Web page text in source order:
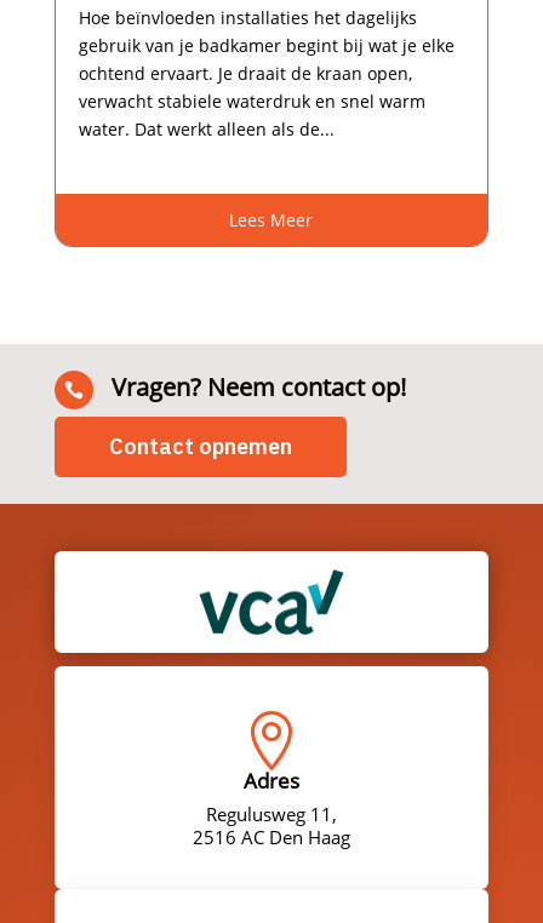
Hoe beïnvloeden installaties het dagelijks
gebruik van je badkamer begint bij wat je elke
ochtend ervaart.​ Je draait de kraan open,
verwacht stabiele waterdruk en snel warm
water.​ Dat werkt alleen als de...
Lees Meer
 Vragen? Neem contact op!
Contact opnemen

Adres
Regulusweg 11,
2516 AC Den Haag